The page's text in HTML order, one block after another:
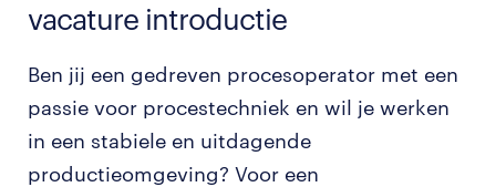
vacature introductie
Ben jij een gedreven procesoperator met een
passie voor procestechniek en wil je werken
in een stabiele en uitdagende
productieomgeving? Voor een